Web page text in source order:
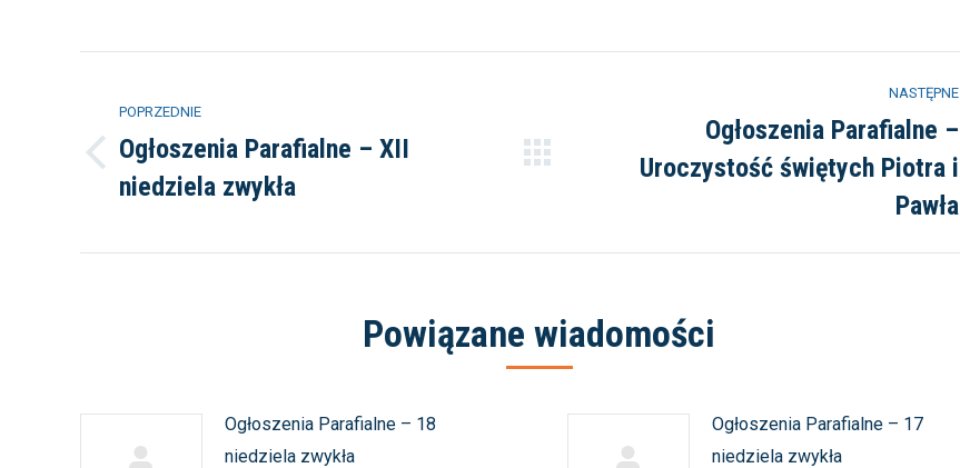
wpisów
POPRZEDNIE
Poprzedni
wpis:
Ogłoszenia Parafialne – XII
niedziela zwykła
NASTĘPNE
Następny
Ogłoszenia Parafialne –
Uroczystość świętych Piotra i
Pawła
Powiązane wiadomości
Ogłoszenia Parafialne – 18
niedziela zwykła
Ogłoszenia Parafialne – 17
niedziela zwykła